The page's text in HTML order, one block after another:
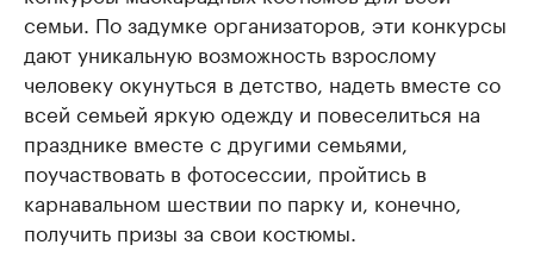
семьи. По задумке организаторов, эти конкурсы
дают уникальную возможность взрослому
человеку окунуться в детство, надеть вместе со
всей семьей яркую одежду и повеселиться на
празднике вместе с другими семьями,
поучаствовать в фотосессии, пройтись в
карнавальном шествии по парку и, конечно,
получить призы за свои костюмы.